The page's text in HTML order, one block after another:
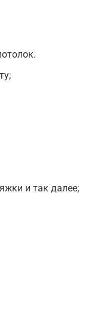
и так далее;